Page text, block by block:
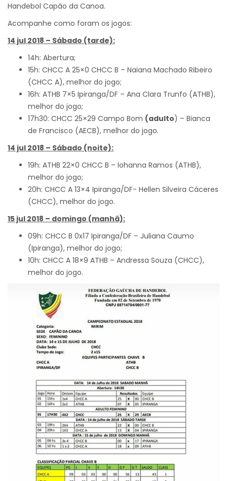
Handebol Capão da Canoa.
Acompanhe como foram os jogos:
14 jul 2018 – Sábado (tarde):
14h: Abertura;
15h: CHCC A 25×0 CHCC B – Naiana Machado Ribeiro
(CHCC A), melhor do jogo;
16h: ATHB 7×5 Ipiranga/DF – Ana Clara Trunfo (ATHB),
melhor do jogo;
17h30: CHCC 25×29 Campo Bom (adulto) – Bianca
de Francisco (AECB), melhor do jogo.
14 jul 2018 – Sábado (noite):
19h: ATHB 22×0 CHCC B – Iohanna Ramos (ATHB),
melhor do jogo;
20h: CHCC A 13×4 Ipiranga/DF- Hellen Silveira Cáceres
(CHCC), melhor do jogo.
15 jul 2018 – domingo (manhã):
09h: CHCC B 0x17 Ipiranga/DF – Juliana Caumo
(Ipiranga), melhor do jogo;
10h: CHCC A 18×9 ATHB – Andressa Souza (CHCC),
melhor do jogo.